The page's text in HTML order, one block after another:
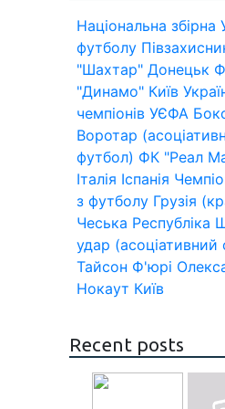
Національна збірна
футболу
"Шахтар" Донецьк
"Динамо" Київ
чемпіонів УЄФА
Воротар
футбол) ФК "Реал
Італія Іспанія
з футболу Грузія
Чеська Республіка
удар (асоціативний
Тайсон Ф'юрі
Нокаут Київ
Recent posts